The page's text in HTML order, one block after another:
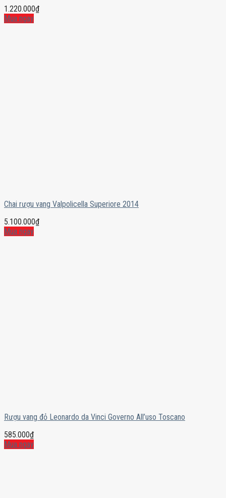
1.220.000₫
Mua ngay
Chai rượu vang Valpolicella Superiore 2014
5.100.000₫
Mua ngay
Rượu vang đỏ Leonardo da Vinci Governo All’uso Toscano
585.000₫
Mua ngay